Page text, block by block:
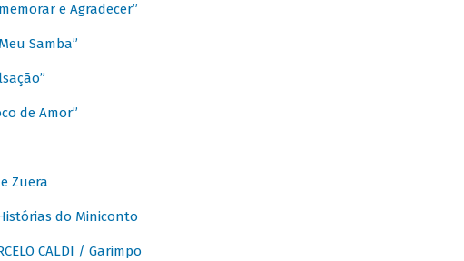
e Agradecer”
Samba”
de Amor”
Zuera
do Miniconto
CALDI / Garimpo